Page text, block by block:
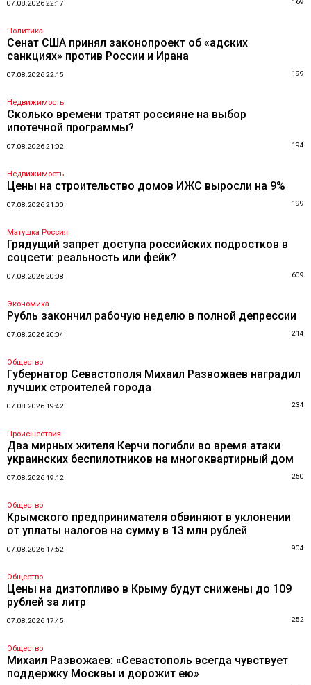
07.08.2026 22:17 169
Политика
Сенат США принял законопроект об «адских
санкциях» против России и Ирана
07.08.2026 22:15 199
Недвижимость
Сколько времени тратят россияне на выбор
ипотечной программы?
07.08.2026 21:02 194
Недвижимость
Цены на строительство домов ИЖС выросли на 9%
07.08.2026 21:00 199
Матушка Россия
Грядущий запрет доступа российских подростков в
соцсети: реальность или фейк?
07.08.2026 20:08 609
Экономика
Рубль закончил рабочую неделю в полной депрессии
07.08.2026 20:04 214
Общество
Губернатор Севастополя Михаил Развожаев наградил
лучших строителей города
07.08.2026 19:42 234
Происшествия
Два мирных жителя Керчи погибли во время атаки
украинских беспилотников на многоквартирный дом
07.08.2026 19:12 250
Общество
Крымского предпринимателя обвиняют в уклонении
от уплаты налогов на сумму в 13 млн рублей
07.08.2026 17:52 904
Общество
Цены на дизтопливо в Крыму будут снижены до 109
рублей за литр
07.08.2026 17:45 252
Общество
Михаил Развожаев: «Севастополь всегда чувствует
поддержку Москвы и дорожит ею»